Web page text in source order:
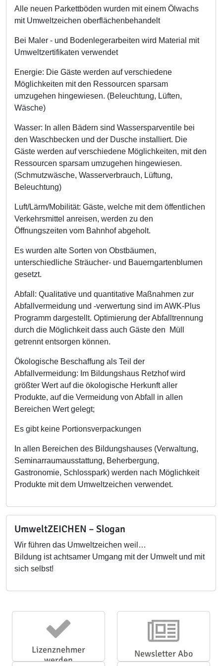
Alle neuen Parkettböden wurden mit einem Ölwachs
mit Umweltzeichen oberflächenbehandelt
Bei Maler - und Bodenlegerarbeiten wird Material mit
Umweltzertifikaten verwendet
Energie: Die Gäste werden auf verschiedene
Möglichkeiten mit den Ressourcen sparsam
umzugehen hingewiesen. (Beleuchtung, Lüften,
Wäsche)
Wasser: In allen Bädern sind Wassersparventile bei
den Waschbecken und der Dusche installiert. Die
Gäste werden auf verschiedene Möglichkeiten, mit den
Ressourcen sparsam umzugehen hingewiesen.
(Schmutzwäsche, Wasserverbrauch, Lüftung,
Beleuchtung)
Luft/Lärm/Mobilität: Gäste, welche mit dem öffentlichen
Verkehrsmittel anreisen, werden zu den
Öffnungszeiten vom Bahnhof abgeholt.
Es wurden alte Sorten von Obstbäumen,
unterschiedliche Sträucher- und Bauerngartenblumen
gesetzt.
Abfall: Qualitative und quantitative Maßnahmen zur
Abfallvermeidung und -verwertung sind im AWK-Plus
Programm dargestellt. Optimierung der Abfalltrennung
durch die Möglichkeit dass auch Gäste den Müll
getrennt entsorgen können.
Ökologische Beschaffung als Teil der
Abfallvermeidung: Im Bildungshaus Retzhof wird
größter Wert auf die ökologische Herkunft aller
Produkte, auf die Vermeidung von Abfall in allen
Bereichen Wert gelegt;
Es gibt keine Portionsverpackungen
In allen Bereichen des Bildungshauses (Verwaltung,
Seminarraumausstattung, Beherbergung,
Gastronomie, Schlosspark) werden nach Möglichkeit
Produkte mit dem Umweltzeichen verwendet.
UmweltZEICHEN – Slogan
Wir führen das Umweltzeichen weil…
Bildung ist achtsamer Umgang mit der Umwelt und mit
sich selbst!
Lizenznehmer
werden
Newsletter Abo